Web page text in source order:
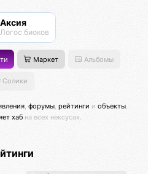
Аксия
Логос биоков
Маркет Альбомы
Солики
форумы рейтинги и объекты
хабна всех нексусах.